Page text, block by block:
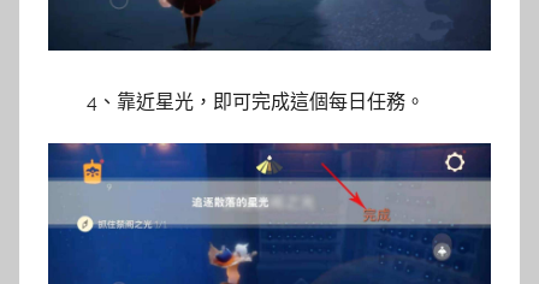
4、靠近星光，即可完成這個每日任務。